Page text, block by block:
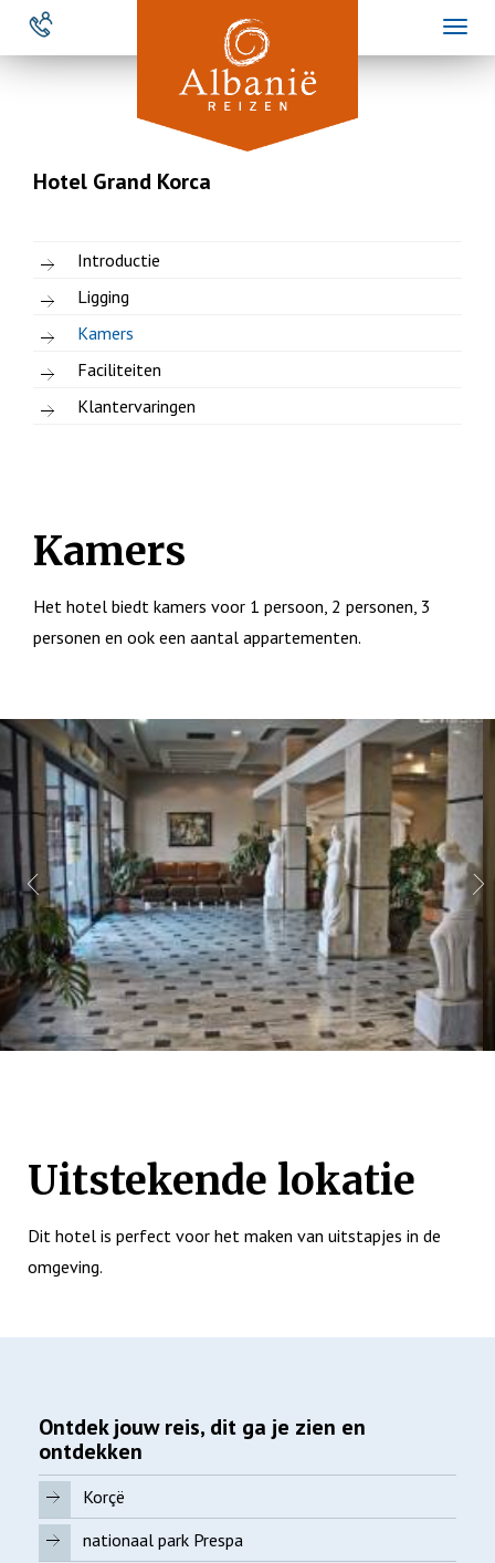
Overslaan
naar
Hotel Grand Korca
Introductie
Ligging
Kamers
Faciliteiten
Klantervaringen
Kamers
Het hotel biedt kamers voor 1 persoon, 2 personen, 3
personen en ook een aantal appartementen.
Uitstekende lokatie
Dit hotel is perfect voor het maken van uitstapjes in de
omgeving.
Ontdek jouw reis, dit ga je zien en
ontdekken
Korçë
nationaal park Prespa